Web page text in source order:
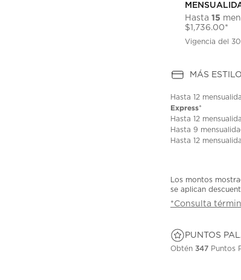
Hasta15
$1,736.00*
Vigencia del
MÁS
Hasta12
Express*
Hasta12
Hasta9
Hasta12
Los montos
se aplican
*Consulta
PUNTOS
Obtén347 Puntos